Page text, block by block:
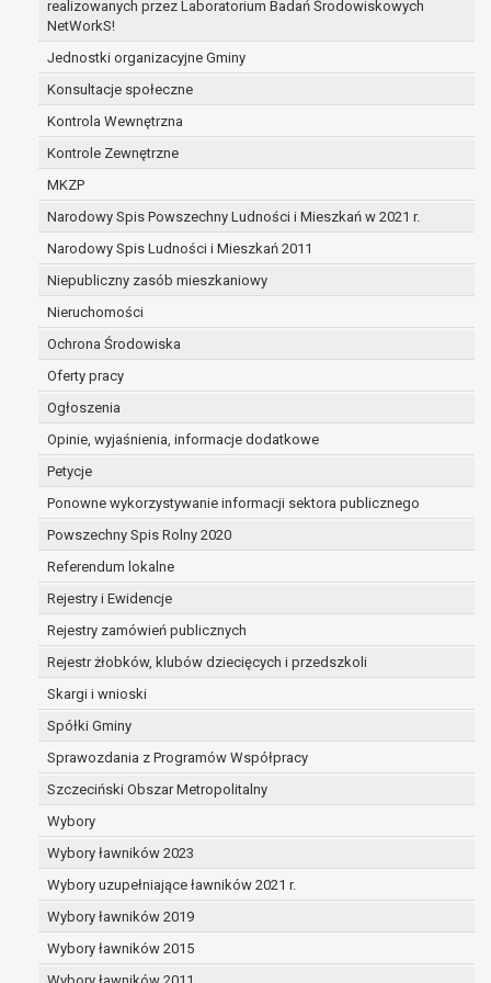
realizowanych przez Laboratorium Badań Środowiskowych
NetWorkS!
Jednostki organizacyjne Gminy
Konsultacje społeczne
Kontrola Wewnętrzna
Kontrole Zewnętrzne
MKZP
Narodowy Spis Powszechny Ludności i Mieszkań w 2021 r.
Narodowy Spis Ludności i Mieszkań 2011
Niepubliczny zasób mieszkaniowy
Nieruchomości
Ochrona Środowiska
Oferty pracy
Ogłoszenia
Opinie, wyjaśnienia, informacje dodatkowe
Petycje
Ponowne wykorzystywanie informacji sektora publicznego
Powszechny Spis Rolny 2020
Referendum lokalne
Rejestry i Ewidencje
Rejestry zamówień publicznych
Rejestr żłobków, klubów dziecięcych i przedszkoli
Skargi i wnioski
Spółki Gminy
Sprawozdania z Programów Współpracy
Szczeciński Obszar Metropolitalny
Wybory
Wybory ławników 2023
Wybory uzupełniające ławników 2021 r.
Wybory ławników 2019
Wybory ławników 2015
dane osobowe przetwarzane są niezgodnie
dane osobowe muszą być usunięte w celu
obowiązku wynikającego z przepisów prawa;
prawo do żądania ograniczenia przetwarzania
podstawie art. 18 RODO, w przypadku gdy:
osoba, której dane dotyczą kwestionuje
przetwarzanie danych jest niezgodne z
dane dotyczą, sprzeciwia się usunięciu
ograniczenia,
administrator nie potrzebuje już danych dla
dochodzenia roszczeń,
osoba, której dane dotyczą, wniosła
prawo do przenoszenia danych na podstawie art.
gdy łącznie spełnione są następujące przesłanki:
osobą, której dane dotyczą lub na
tą osobę,
przetwarzanie odbywa się w sposób
prawo sprzeciwu wobec przetwarzania danych na
wobec przetwarzania danych osobowych, którego
niezbędność przetwarzania do wykonania
interesie publicznym lub w ramach
powierzonej administratorowi bądź
przez stronę trzecią.
Z przyczyn związanych z Pani/Pana szczególną
wniesienia sprzeciwu, administrator nie może już
podstaw do przetwarzania, nadrzędnych wobec
obrony roszczeń.
W przypadku gdy przetwarzanie danych osobowych
zgody osoby na przetwarzanie danych osobowych (art. 6